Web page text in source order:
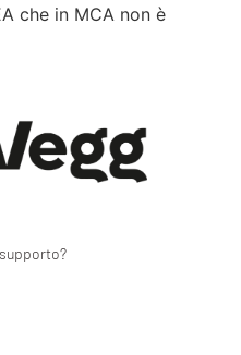
che in MCA non è